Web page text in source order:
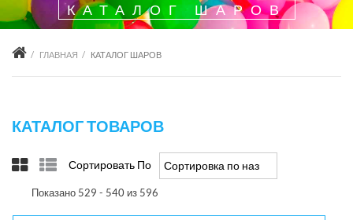
КАТАЛОГ ШАРОВ
ГЛАВНАЯ КАТАЛОГ ШАРОВ
КАТАЛОГ ТОВАРОВ
Сортировать По Сортировка по названию товара +/-
Показано 529 - 540 из 596